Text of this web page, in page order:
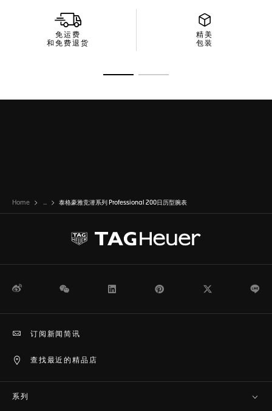
免运费
和免费退货
精美
包装
Home ... 泰格豪雅竞潜系列 Professional 200日历型腕表
微博 WeChat Pinterest
查找最近的精品店
订阅新闻简讯
系列